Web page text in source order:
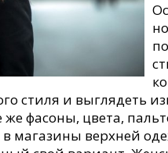
стиля и выглядеть
фасоны, цвета,
магазины верхней